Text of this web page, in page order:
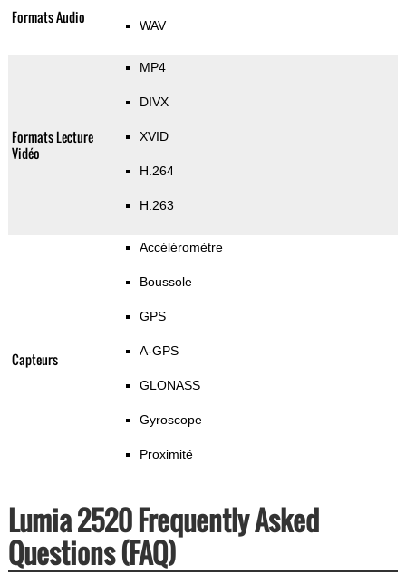
Formats Audio WAV
Formats Lecture
Vidéo
MP4
DIVX
XVID
H.264
H.263
Capteurs
Accéléromètre
Boussole
GPS
A-GPS
GLONASS
Gyroscope
Proximité
Lumia 2520 Frequently Asked
Questions (FAQ)